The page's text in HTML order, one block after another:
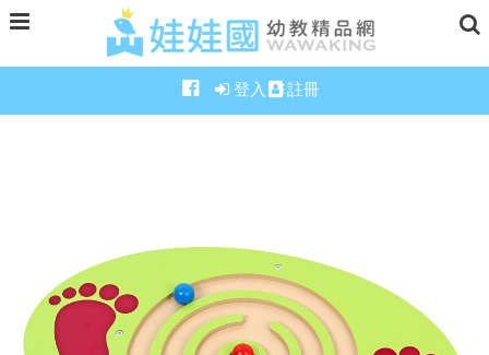
登入 註冊